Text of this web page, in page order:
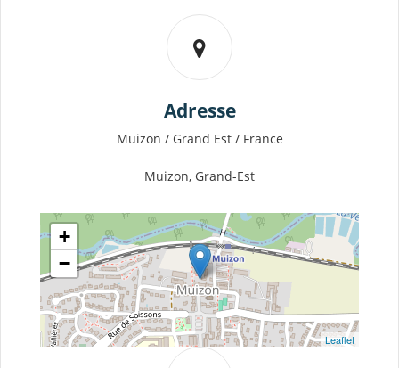
Adresse
Muizon / Grand Est / France
Muizon, Grand-Est
+
−
Leaflet